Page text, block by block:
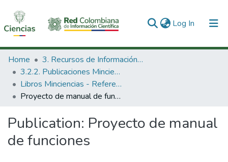
Log In (current)
Communities & Collections
All of DSpace
Statistics
Home
3. Recursos de Información Científica y Tecnológica
3.2.2. Publicaciones Minciencias
Libros Minciencias - Referenciales
Proyecto de manual de funciones
Publication: Proyecto de manual
de funciones